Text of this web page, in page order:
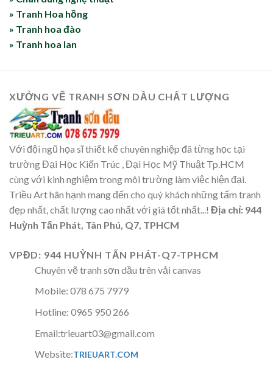
» Tranh Hoa hồng
» Tranh hoa đào
» Tranh hoa lan
XƯỞNG VẼ TRANH SƠN DẦU CHẤT LƯỢNG
Với đội ngũ họa sĩ thiết kế chuyên nghiệp đã từng học tại
trường Đại Học Kiến Trúc , Đại Học Mỹ Thuật Tp.HCM
cùng với kinh nghiệm trong môi trường làm việc hiện đại.
Triều Art hân hạnh mang đến cho quý khách những tấm tranh
đẹp nhất, chất lượng cao nhất với giá tốt nhất...! Địa chỉ: 944
Huỳnh Tấn Phát, Tân Phú, Q7, TPHCM
VPĐD: 944 HUỲNH TẤN PHÁT-Q7-TPHCM
Chuyên vẽ tranh sơn dầu trên vải canvas
Mobile: 078 675 7979
Hotline: 0965 950 266
Email:trieuart03@gmail.com
Website:TRIEUART.COM